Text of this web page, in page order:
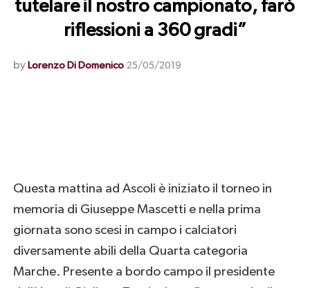
tutelare il nostro campionato, farò
riflessioni a 360 gradi”
by Lorenzo Di Domenico 25/05/2019
Questa mattina ad Ascoli è iniziato il torneo in
memoria di Giuseppe Mascetti e nella prima
giornata sono scesi in campo i calciatori
diversamente abili della Quarta categoria
Marche. Presente a bordo campo il presidente